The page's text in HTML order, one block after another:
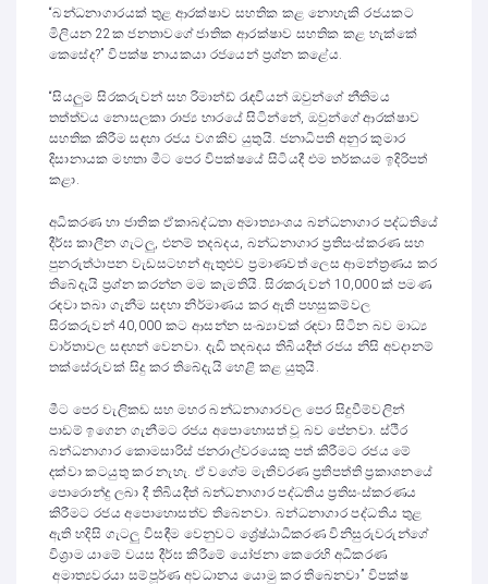
“බන්ධනාගාරයක් තුළ ආරක්ෂාව සහතික කළ නොහැකි රජයකට
මිලියන 22ක ජනතාවගේ ජාතික ආරක්ෂාව සහතික කළ හැක්කේ
කෙසේද?” විපක්ෂ නායකයා රජයෙන් ප්‍රශ්න කළේය.
“සියලුම සිරකරුවන් සහ රිමාන්ඩ් රැඳවියන් ඔවුන්ගේ නීතිමය
තත්ත්වය නොසලකා රාජ්‍ය භාරයේ සිටින්නේ, ඔවුන්ගේ ආරක්ෂාව
සහතික කිරීම සඳහා රජය වගකිව යුතුයි. ජනාධිපති අනුර කුමාර
දිසානායක මහතා මීට පෙර විපක්ෂයේ සිටියදී එම තර්කයම ඉදිරිපත්
කළා.
අධිකරණ හා ජාතික ඒකාබද්ධතා අමාත්‍යාංශය බන්ධනාගාර පද්ධතියේ
දීර්ඝ කාලීන ගැටලු, එනම් තදබදය, බන්ධනාගාර ප්‍රතිසංස්කරණ සහ
පුනරුත්ථාපන වැඩසටහන් ඇතුළුව ප්‍රමාණවත් ලෙස ආමන්ත්‍රණය කර
තිබේදැයි ප්‍රශ්න කරන්න මම කැමතියි. සිරකරුවන් 10,000 ක් පමණ
රඳවා තබා ගැනීම සඳහා නිර්මාණය කර ඇති පහසුකම්වල
සිරකරුවන් 40,000 කට ආසන්න සංඛ්‍යාවක් රඳවා සිටින බව මාධ්‍ය
වාර්තාවල සඳහන් වෙනවා. දැඩි තදබදය තිබියදීත් රජය නිසි අවදානම්
තක්සේරුවක් සිදු කර තිබේදැයි හෙළි කළ යුතුයි.
මීට පෙර වැලිකඩ සහ මහර බන්ධනාගාරවල පෙර සිදුවීම්වලින්
පාඩම් ඉගෙන ගැනීමට රජය අපොහොසත් වූ බව පේනවා. ස්ථිර
බන්ධනාගාර කොමසාරිස් ජනරාල්වරයෙකු පත් කිරීමට රජය මේ
දක්වා කටයුතු කර නැහැ. ඒ වගේම මැතිවරණ ප්‍රතිපත්ති ප්‍රකාශනයේ
පොරොන්දු ලබා දී තිබියදීත් බන්ධනාගාර පද්ධතිය ප්‍රතිසංස්කරණය
කිරීමට රජය අපොහොසත්ව තිබෙනවා. බන්ධනාගාර පද්ධතිය තුළ
ඇති හදිසි ගැටලු විසඳීම වෙනුවට ශ්‍රේෂ්ඨාධිකරණ විනිසුරුවරුන්ගේ
විශ්‍රාම යාමේ වයස දීර්ඝ කිරීමේ යෝජනා කෙරෙහි අධිකරණ
අමාත්‍යවරයා සම්පූර්ණ අවධානය යොමු කර තිබෙනවා” විපක්ෂ